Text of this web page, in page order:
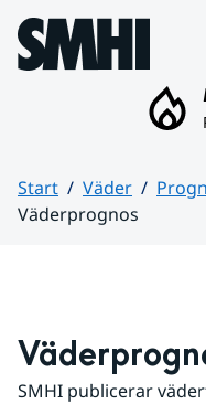
Hoppa till sidans innehåll
Start Väder
Väderprognos
SMHI publicerar